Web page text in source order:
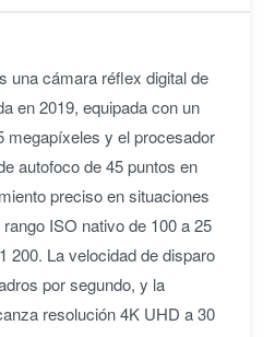
una cámara réflex digital de
en 2019, equipada con un
megapíxeles y el procesador
autofoco de 45 puntos en
preciso en situaciones
ISO nativo de 100 a 25
200. La velocidad de disparo
por segundo, y la
resolución 4K UHD a 30